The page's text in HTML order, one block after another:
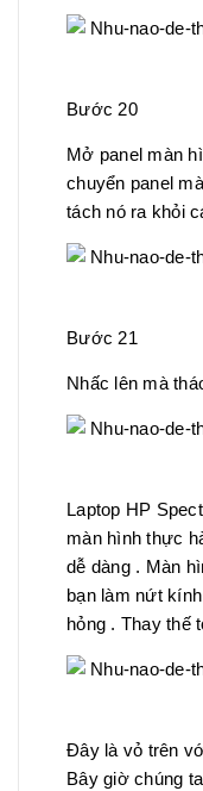
Bước 20
Mở panel màn
chuyển panel
tách nó ra khỏi
Bước 21
Nhấc lên mà
Laptop HP
màn hình thực
dễ dàng . Màn
bạn làm nứt
hỏng . Thay thế
Đây là vỏ trên
Bây giờ chúng